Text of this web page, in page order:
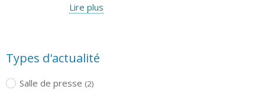
Lire plus
Types d'actualité
Salle de presse (2)